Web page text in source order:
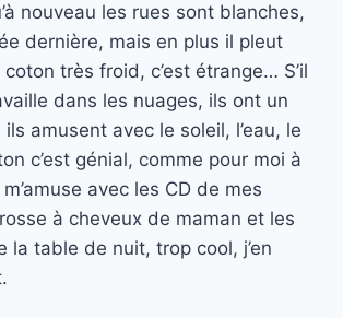
nouveau les rues sont blanches,
dernière, mais en plus il pleut
très froid, c’est étrange… S’il
dans les nuages, ils ont un
amusent avec le soleil, l’eau, le
c’est génial, comme pour moi à
avec les CD de mes
à cheveux de maman et les
la table de nuit, trop cool, j’en